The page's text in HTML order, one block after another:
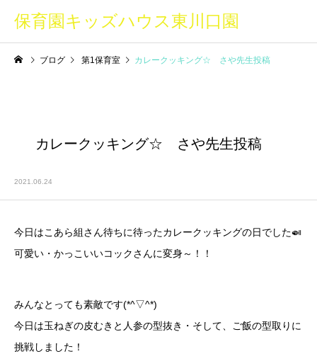
保育園キッズハウス東川口園
ブログ 第1保育室 カレークッキング☆ さや先生投稿
カレークッキング☆ さや先生投稿
2021.06.24
今日はこあら組さん待ちに待ったカレークッキングの日でした🍛
可愛い・かっこいいコックさんに変身～！！
みんなとっても素敵です(*^▽^*)
今日は玉ねぎの皮むきと人参の型抜き・そして、ご飯の型取りに
挑戦しました！